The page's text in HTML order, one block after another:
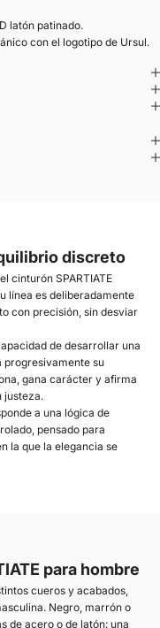
latón patinado.
con el logotipo de Ursul.
discreto
cinturón SPARTIATE
línea es deliberadamente
con precisión, sin desviar
de desarrollar una
progresivamente su
gana carácter y afirma
justeza.
a una lógica de
pensado para
la que la elegancia se
para hombre
cueros y acabados,
Negro, marrón o
de acero o de latón: una